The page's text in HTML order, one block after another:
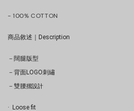
- 100% COTTON
商品敘述｜Description
－闊腿版型
－背面LOGO刺繡
－雙腰摺設計
·  Loose fit